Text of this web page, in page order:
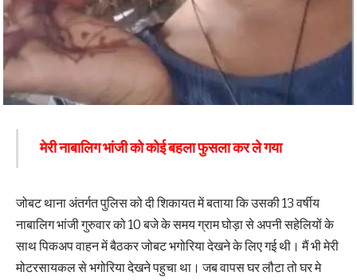
मेरी नाबालिग भांजी को कोई बहला फुसला कर ले गया
जोबट थाना अंतर्गत पुलिस को दी ​शिकायत में बताया कि उसकी 13 वर्षीय
नाबालिग भांजी गुरुवार को 10 बजे के समय ग्राम घोड़ा से अपनी सहेलियों के
साथ पिकअप वाहन में बैठकर जोबट भगोरिया देखने के लिए गई थी। मैं भी मेरी
मोटरसायकल से भगोरिया देखने पहुचा था। जब वापस घर लौटा तो घर मे